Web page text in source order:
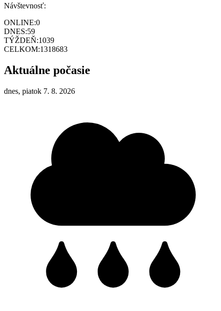
Návštevnosť:
ONLINE:0
DNES:59
TÝŽDEŇ:1039
CELKOM:1318683
Aktuálne počasie
dnes, piatok 7. 8. 2026